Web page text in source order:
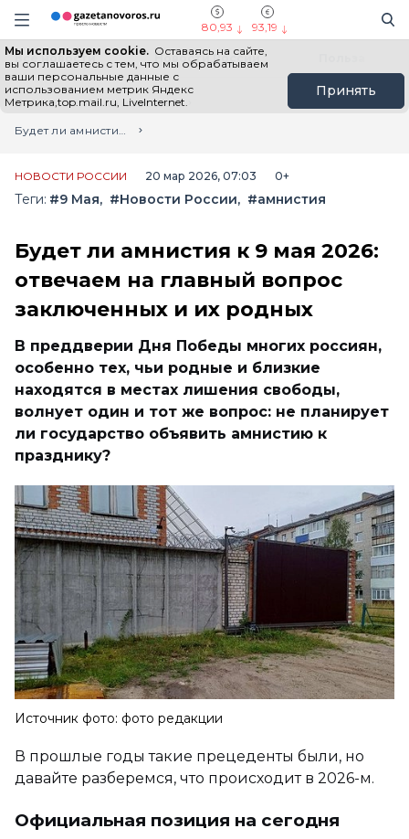
Информационный портал "ГазетаНоворос.ру"
Навигация сайта
80,93 93,19
Мы используем cookie. Оставаясь на сайте,
вы соглашаетесь с тем, что мы обрабатываем
ваши персональные данные с
использованием метрик Яндекс
Метрика,top.mail.ru, LiveInternet.
Принять
Все новости Новости России
Главная
Лента новостей
Будет ли амнистия к 9 мая 2026: отвечаем на главный вопрос заключенных и их родных
НОВОСТИ РОССИИ 20 мар 2026, 07:03 0+
Теги: #9 Мая #Новости России #амнистия
Будет ли амнистия к 9 мая 2026:
отвечаем на главный вопрос
заключенных и их родных
В преддверии Дня Победы многих россиян,
особенно тех, чьи родные и близкие
находятся в местах лишения свободы,
волнует один и тот же вопрос: не планирует
ли государство объявить амнистию к
празднику?
Источник фото: фото редакции
В прошлые годы такие прецеденты были, но
давайте разберемся, что происходит в 2026-м.
Официальная позиция на сегодня